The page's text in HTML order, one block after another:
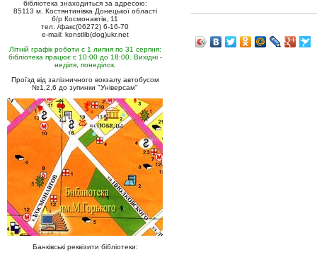
бібліотека знаходиться за адресою:
85113 м. Костянтинівка Донецької області
б/р Космонавтів, 11
тел. /факс(06272) 6-16-70
e-mail: konstlib(dog)ukr.net
Літній графік роботи с 1 липня по 31 серпня:
бібліотека працює с 10:00 до 18:00. Вихідні -
неділя, понеділок.
Проїзд від залізничного вокзалу автобусом
№1,2,6 до зупинки "Універсам"
Банківські реквізити бібліотеки: